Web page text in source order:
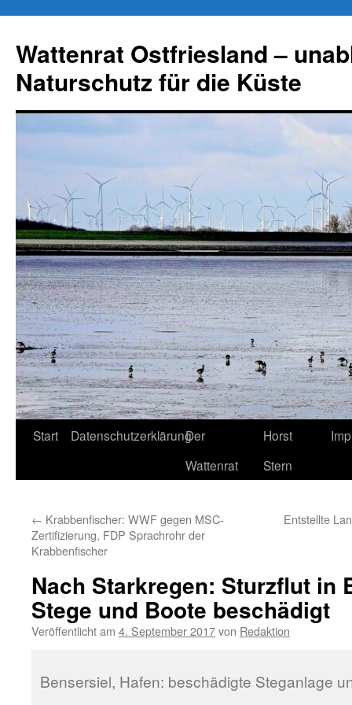
springen
Wattenrat Ostfriesland –
Naturschutz für die Küste
Start DatenschutzerklärungDer
Wattenrat
Horst
Stern
← Krabbenfischer: WWF gegen MSC-
Zertifizierung, FDP Sprachrohr der
Krabbenfischer
Entstellte
Nach Starkregen: Sturzflut in
Stege und Boote beschädigt
Veröffentlicht am 4. September 2017von Redaktion
Bensersiel, Hafen: beschädigte Steganlage